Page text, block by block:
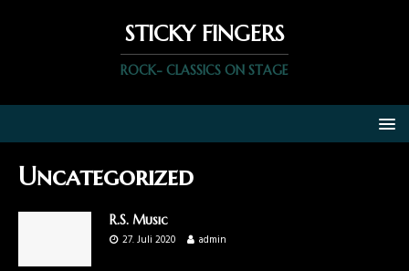
STICKY FINGERS
ROCK- CLASSICS ON STAGE
Uncategorized
R.S. Music
27. Juli 2020
admin